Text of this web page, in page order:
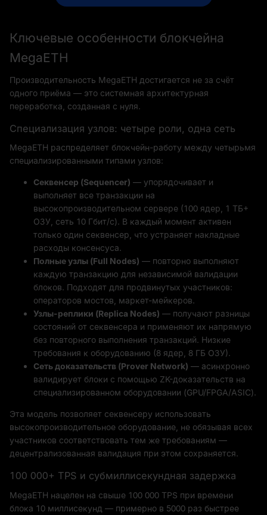
Ключевые особенности блокчейна
MegaETH
Производительность MegaETH достигается не за счёт
одного приёма — это системная архитектурная
переработка, созданная с нуля.
Специализация узлов: четыре роли, одна сеть
MegaETH распределяет блокчейн-работу между четырьмя
специализированными типами узлов:
Секвенсер (Sequencer) — упорядочивает и
выполняет все транзакции на
высокопроизводительном сервере (100 ядер, 1 ТБ+
ОЗУ, сеть 10 Гбит/с). В каждый момент активен
только один секвенсер, что устраняет накладные
расходы консенсуса.
Полные узлы (Full Nodes) — повторно выполняют
каждую транзакцию для независимой валидации
блоков. Подходят для продвинутых участников:
операторов мостов, маркет-мейкеров.
Узлы-реплики (Replica Nodes) — получают разницы
состояний от секвенсера и применяют их напрямую
без повторного выполнения транзакций. Низкие
требования к оборудованию (8 ядер, 8 ГБ ОЗУ).
Сеть доказательств (Prover Network) — асинхронно
валидирует блоки с помощью ZK-доказательств на
специализированном оборудовании (GPU/FPGA/ASIC).
Эта модель позволяет секвенсеру использовать
высокопроизводительное оборудование, не обязывая всех
участников соответствовать тем же требованиям —
децентрализованная валидация при этом сохраняется.
100 000+ TPS и субмиллисекундная задержка
MegaETH нацелен на свыше 100 000 TPS при времени
блока 10 миллисекунд — примерно в 5000 раз быстрее